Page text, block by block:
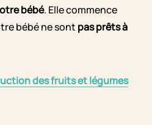
bébé. Elle commence
bébé ne sont pas prêts à
des fruits et légumes